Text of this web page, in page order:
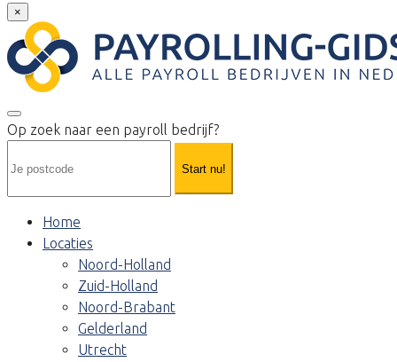
×
Op zoek naar een payroll bedrijf?
Start nu!
Home
Locaties
Noord-Holland
Zuid-Holland
Noord-Brabant
Gelderland
Utrecht